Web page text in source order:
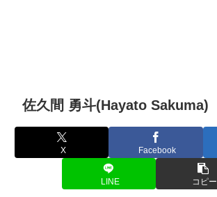
佐久間 勇斗(Hayato Sakuma)
X Facebook
LINE コピー